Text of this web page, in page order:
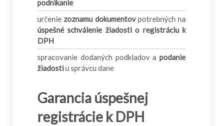
podnikanie
určenie zoznamu dokumentovpotrebných na
úspešné schválenie žiadosti o registráciu k
DPH
spracovanie dodaných podkladov a podanie
žiadostiu správcu dane
Garancia úspešnej
registrácie k DPH